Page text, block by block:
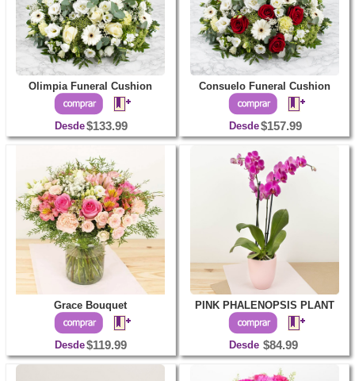
Olimpia Funeral Cushion
Desde$133.99
Consuelo Funeral Cushion
Desde$157.99
Grace Bouquet
Desde$119.99
PINK PHALENOPSIS PLANT
Desde $84.99